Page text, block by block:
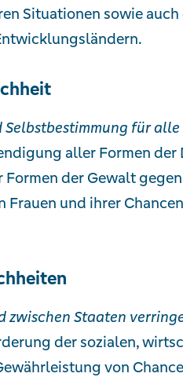
Situationen sowie
für
aller Formen
der Gewalt
Frauen und ihrer
Staaten
der sozialen,
von